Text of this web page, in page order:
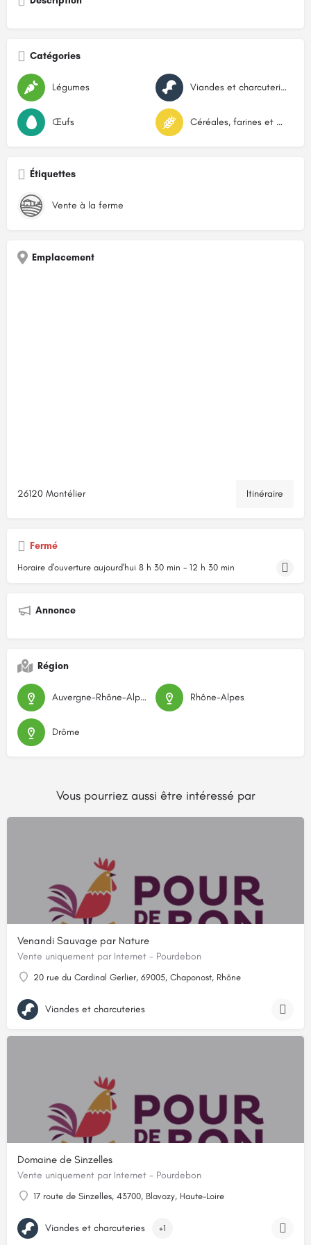
Catégories
Légumes Viandes et charcuteries
Œufs Céréales, farines et graines
Étiquettes
Vente à la ferme
Emplacement
26120 Montélier Itinéraire
Fermé
Horaire d'ouverture aujourd'hui 8 h 30 min - 12 h 30 min
Annonce
Région
Auvergne-Rhône-Alpes Rhône-Alpes
Drôme
Vous pourriez aussi être intéressé par
Venandi Sauvage par Nature
Vente uniquement par Internet - Pourdebon
20 rue du Cardinal Gerlier, 69005, Chaponost, Rhône
Viandes et charcuteries
Domaine de Sinzelles
Vente uniquement par Internet - Pourdebon
17 route de Sinzelles, 43700, Blavozy, Haute-Loire
Viandes et charcuteries +1